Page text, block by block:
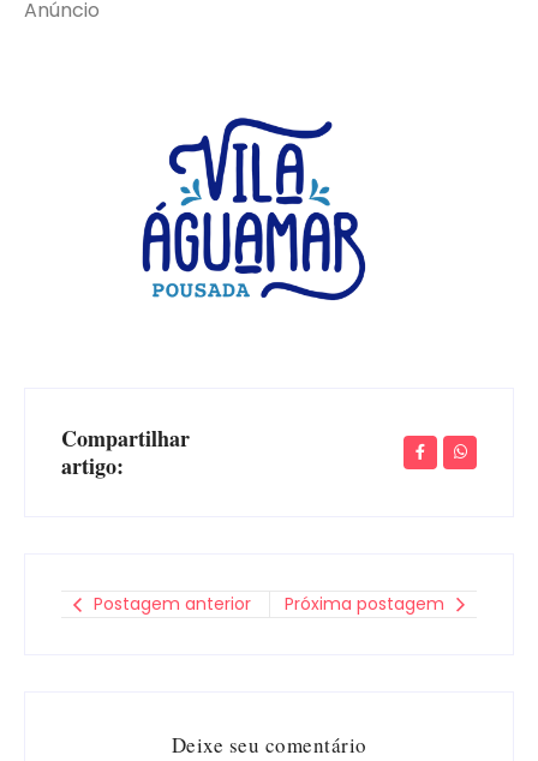
Anúncio
Compartilhar
artigo:
Postagem anterior Próxima postagem
Deixe seu comentário